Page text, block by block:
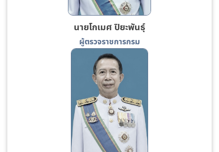
นายโกเมศ ปิยะพันธุ์
ผู้ตรวจราชการกรม